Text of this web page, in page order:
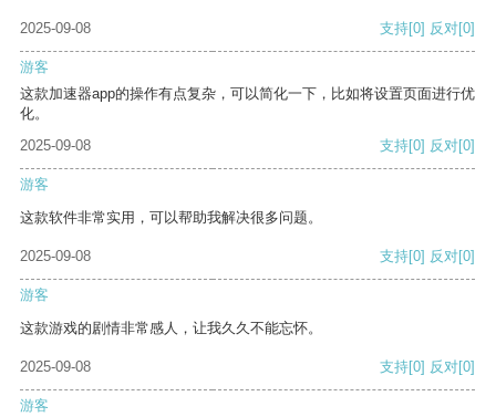
2025-09-08 支持[0] 反对[0]
游客
这款加速器app的操作有点复杂，可以简化一下，比如将设置页面进行优
化。
2025-09-08
支持[0] 反对[0]
游客
这款软件非常实用，可以帮助我解决很多问题。
2025-09-08 支持[0] 反对[0]
游客
这款游戏的剧情非常感人，让我久久不能忘怀。
2025-09-08 支持[0] 反对[0]
游客